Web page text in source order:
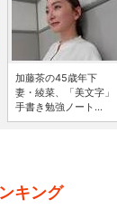
加藤茶の45歳年下
妻・綾菜、「美文字」
手書き勉強ノート...
キング